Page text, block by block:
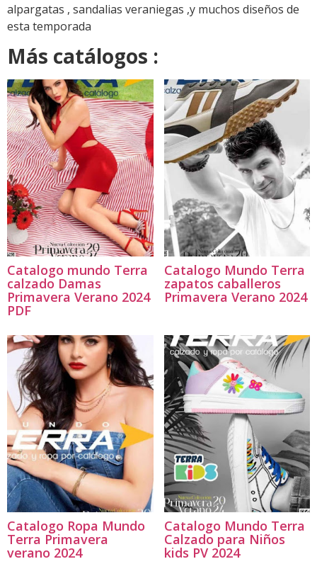
alpargatas , sandalias veraniegas ,y muchos diseños de
esta temporada
Más catálogos :
Catalogo mundo Terra
calzado Damas
Primavera Verano 2024
PDF
Catalogo Mundo Terra
zapatos caballeros
Primavera Verano 2024
Catalogo Ropa Mundo
Terra Primavera
verano 2024
Catalogo Mundo Terra
Calzado para Niños
kids PV 2024